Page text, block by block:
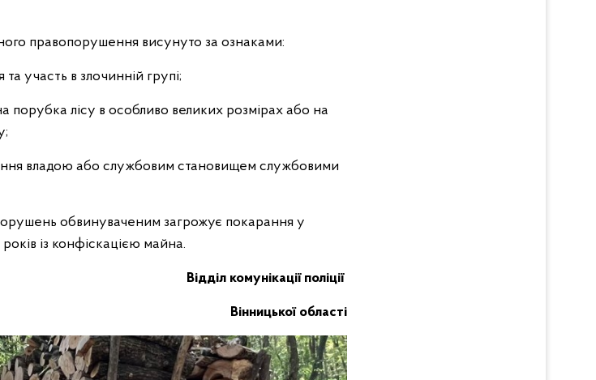
правопорушення висунуто за ознаками:
участь в злочинній групі;
лісу в особливо великих розмірах або на
владою або службовим становищем службовими
обвинуваченим загрожує покарання у
із конфіскацією майна.
Відділ комунікації поліції
Вінницької області